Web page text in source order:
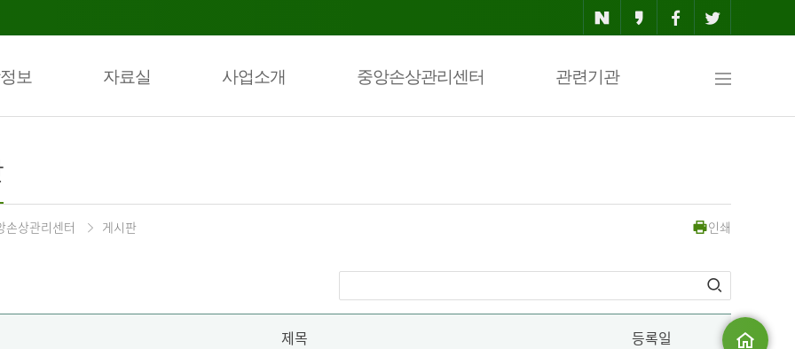
보 자료실 사업소개 중앙손상관리센터 관련기관
맵
손상관리센터 게시판 인쇄
제목 등록일